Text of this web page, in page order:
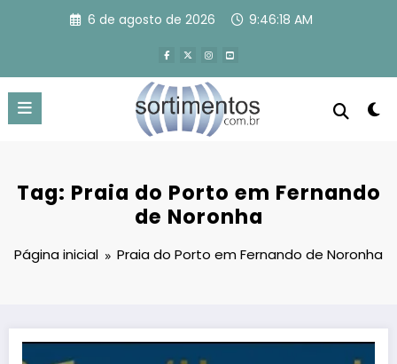
6 de agosto de 2026 9:46:19 AM
Tag: Praia do Porto em Fernando
de Noronha
Página inicial Praia do Porto em Fernando de Noronha